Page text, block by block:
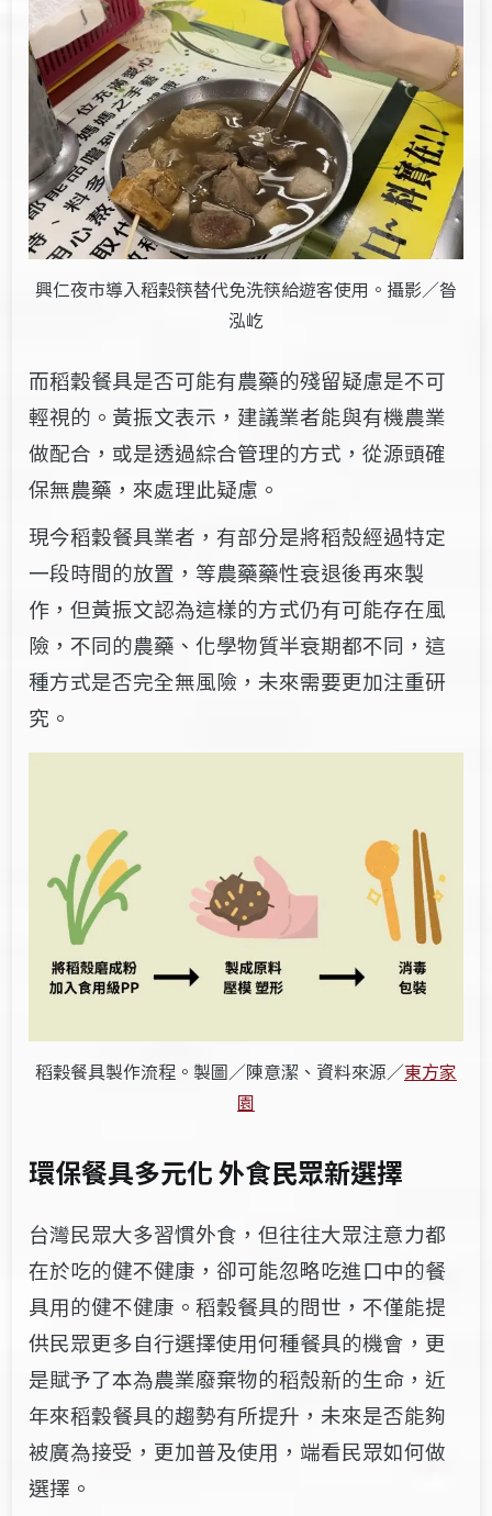
興仁夜市導入稻穀筷替代免洗筷給遊客使用。攝影／昝
泓屹
而稻穀餐具是否可能有農藥的殘留疑慮是不可
輕視的。黃振文表示，建議業者能與有機農業
做配合，或是透過綜合管理的方式，從源頭確
保無農藥，來處理此疑慮。
現今稻穀餐具業者，有部分是將稻殼經過特定
一段時間的放置，等農藥藥性衰退後再來製
作，但黃振文認為這樣的方式仍有可能存在風
險，不同的農藥、化學物質半衰期都不同，這
種方式是否完全無風險，未來需要更加注重研
究。
稻穀餐具製作流程。製圖／陳意潔、資料來源／東方家
園
環保餐具多元化外食民眾新選擇
台灣民眾大多習慣外食，但往往大眾注意力都
在於吃的健不健康，卻可能忽略吃進口中的餐
具用的健不健康。稻穀餐具的問世，不僅能提
供民眾更多自行選擇使用何種餐具的機會，更
是賦予了本為農業廢棄物的稻殼新的生命，近
年來稻穀餐具的趨勢有所提升，未來是否能夠
被廣為接受，更加普及使用，端看民眾如何做
選擇。